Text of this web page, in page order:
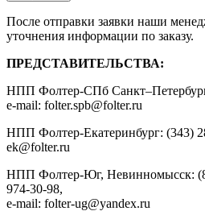
После отправки заявки наши
уточнения информации по заказу.
ПРЕДСТАВИТЕЛЬСТВА:
НПП Фолтер-СПб
e-mail: folter.spb@folter.ru
НПП Фолтер-Екатеринбург: (343)
ek@folter.ru
НПП Фолтер-Юг, Невинномысск:
974-30-98,
e-mail: folter-ug@yandex.ru